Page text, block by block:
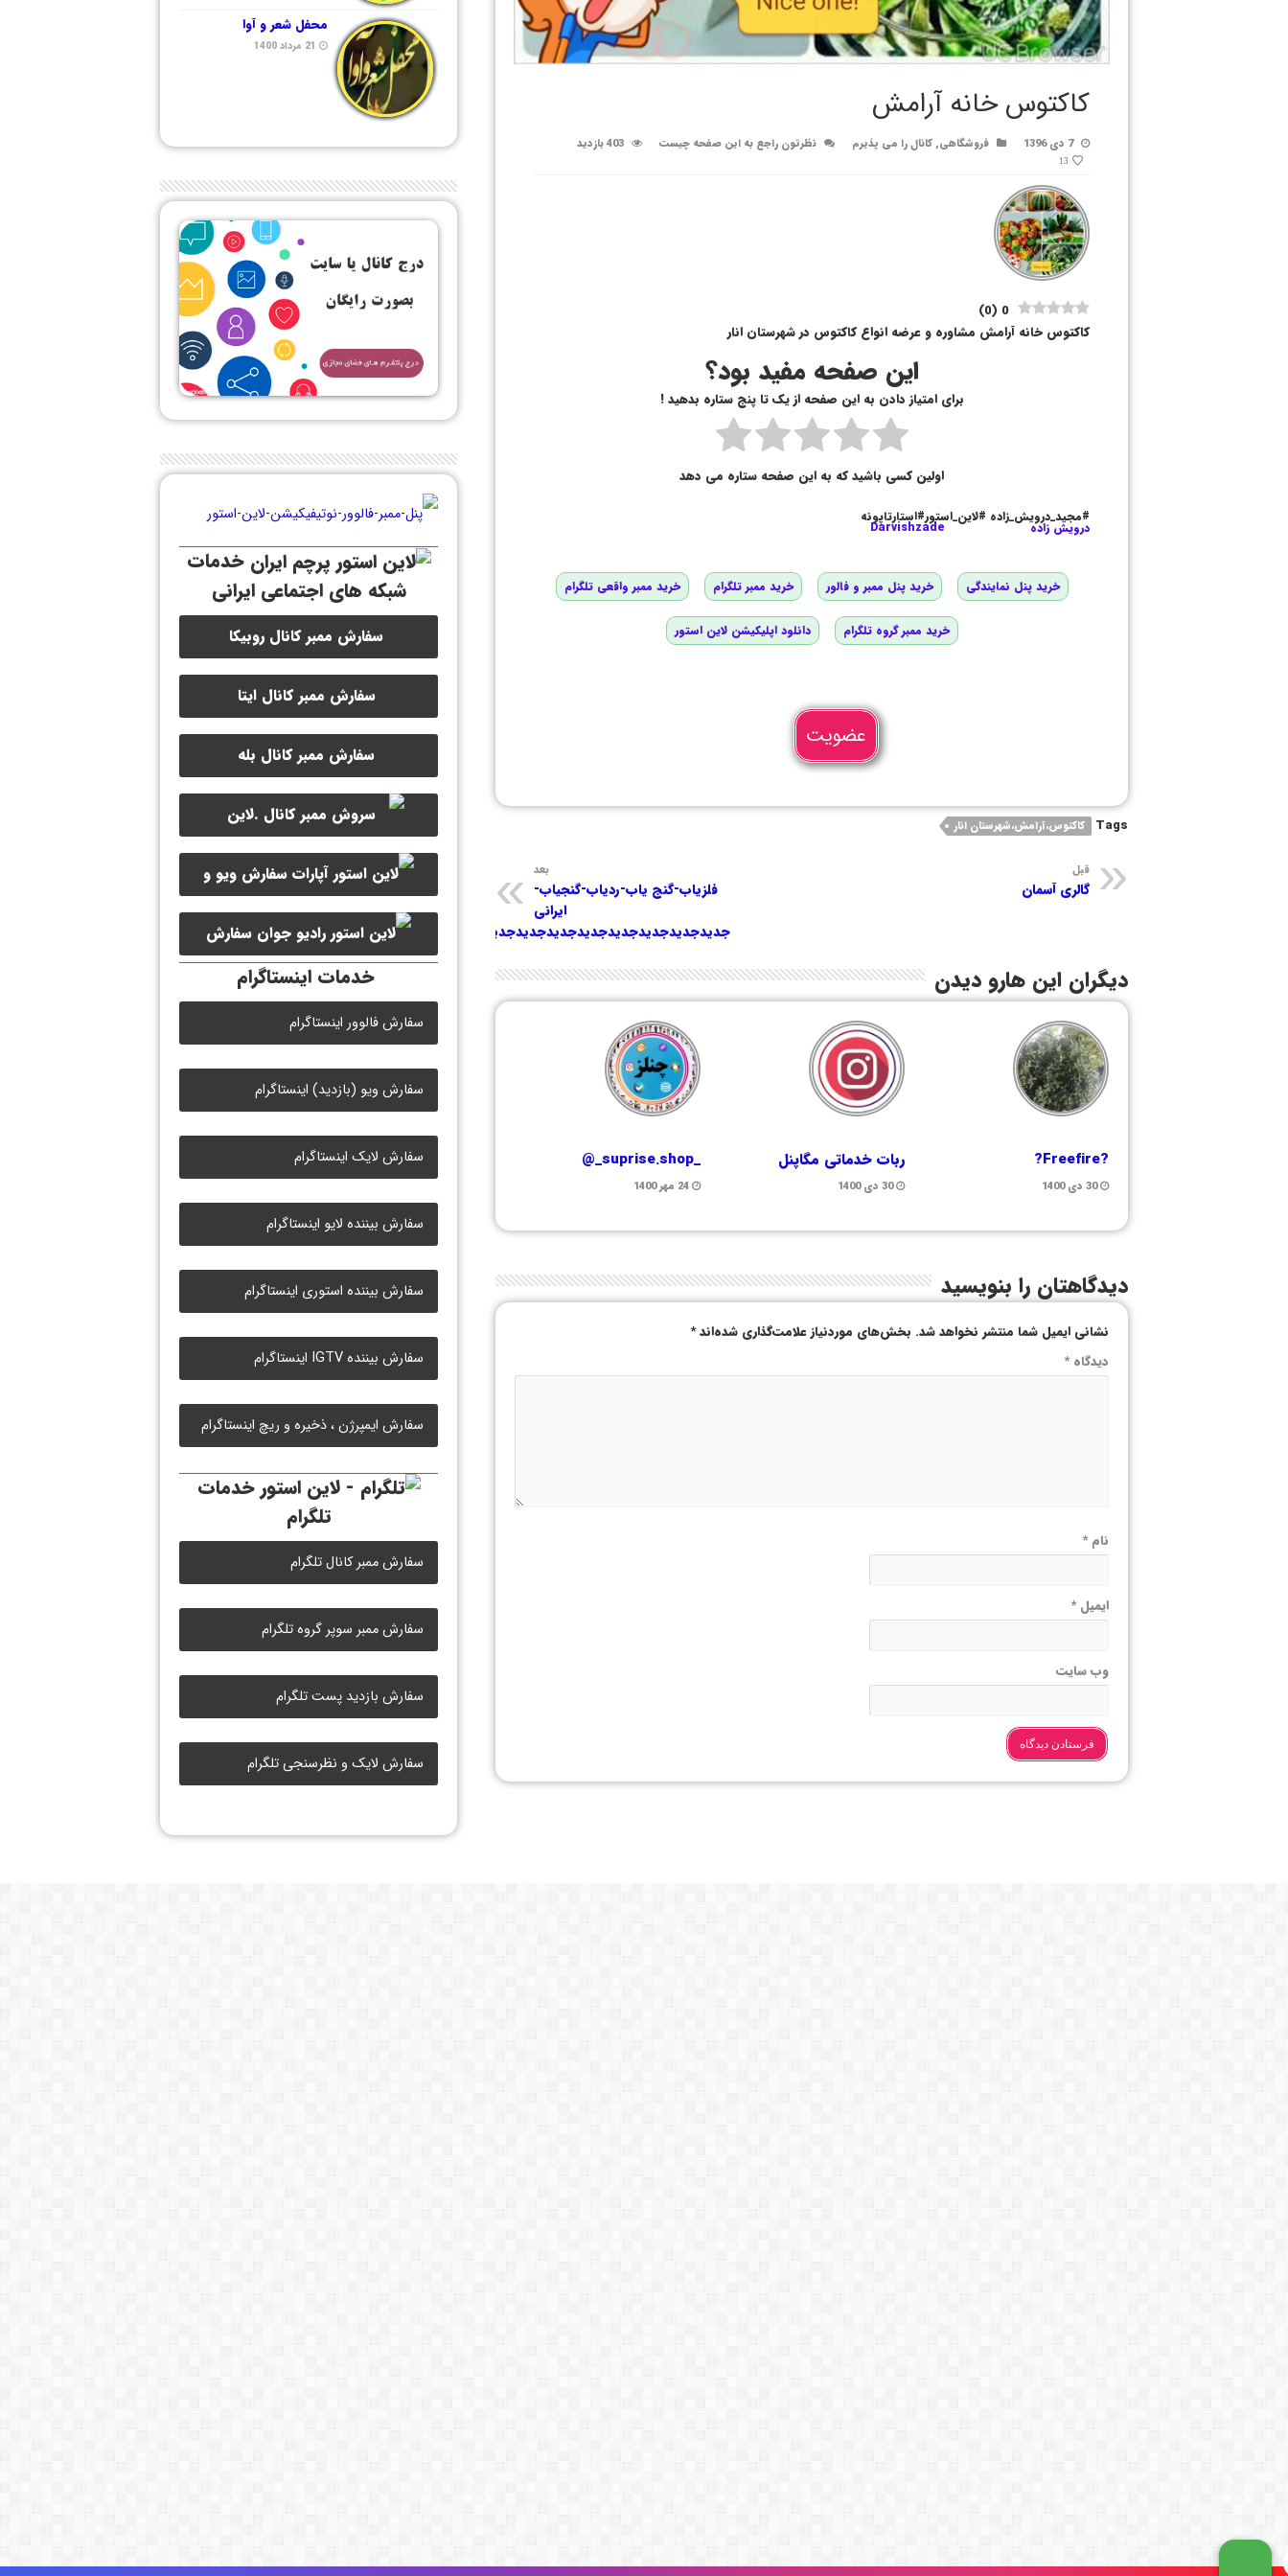
کاکتوس خانه آرامش
7 دی 1396 فروشگاهی,کانال را می پذیرم نظرتون راجع به این صفحه چیست 403 بازدید
13
0
(
0
)
کاکتوس خانه آرامش مشاوره و عرضه انواع کاکتوس در شهرستان انار
این صفحه مفید بود؟
برای امتیاز دادن به این صفحه از یک تا پنج ستاره بدهید !
اولین کسی باشید که به این صفحه ستاره می دهد
#مجید_درویش_زاده #لاین_استور#استارتاپونه
درویش زاده Darvishzade
خرید پنل نمایندگی خرید پنل ممبر و فالور خرید ممبر تلگرام خرید ممبر واقعی تلگرام
خرید ممبر گروه تلگرام دانلود اپلیکیشن لاین استور
عضویت
Tags کاکتوس،آرامش،شهرستان انار
قبل
گالری آسمان
بعد
فلزیاب-گنج یاب-ردیاب-گنجیاب-
ایرانی
جدیدجدیدجدیدجدیدجدیدجدیدجدیدجدید
دیگران این هارو دیدن
?Freefire?
30 دی 1400
ربات خدماتی مگاپنل
30 دی 1400
_suprise.shop_@
24 مهر 1400
دیدگاهتان را بنویسید
نشانی ایمیل شما منتشر نخواهد شد. بخش‌های موردنیاز علامت‌گذاری شده‌اند*
دیدگاه*
نام*
ایمیل*
وب‌ سایت
محفل شعر و آوا
21 مرداد 1400
خدمات
شبکه های اجتماعی ایرانی
سفارش ممبر کانال روبیکا
سفارش ممبر کانال ایتا
سفارش ممبر کانال بله
سفارش ممبر کانال سروش
سفارش ویو و
لایک ویدیو آپارات
سفارش
لایک رادیو جوان
خدمات اینستاگرام
سفارش فالوور اینستاگرام
سفارش ویو (بازدید) اینستاگرام
سفارش لایک اینستاگرام
سفارش بیننده لایو اینستاگرام
سفارش بیننده استوری اینستاگرام
سفارش بیننده IGTV اینستاگرام
سفارش ایمپرژن ، ذخیره و ریچ اینستاگرام
خدمات
تلگرام
سفارش ممبر کانال تلگرام
سفارش ممبر سوپر گروه تلگرام
سفارش بازدید پست تلگرام
سفارش لایک و نظرسنجی تلگرام